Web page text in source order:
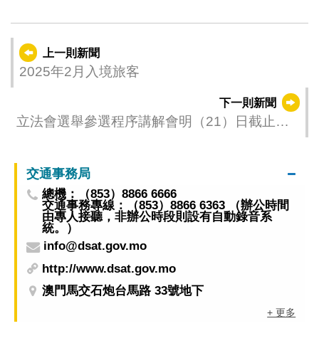
上一則新聞
2025年2月入境旅客
下一則新聞
立法會選舉參選程序講解會明（21）日截止報
交通事務局
總機：（853）8866 6666
交通事務專線：（853）8866 6363 （辦公時間
由專人接聽，非辦公時段則設有自動錄音系
統。）
info@dsat.gov.mo
http://www.dsat.gov.mo
澳門馬交石炮台馬路 33號地下
+ 更多